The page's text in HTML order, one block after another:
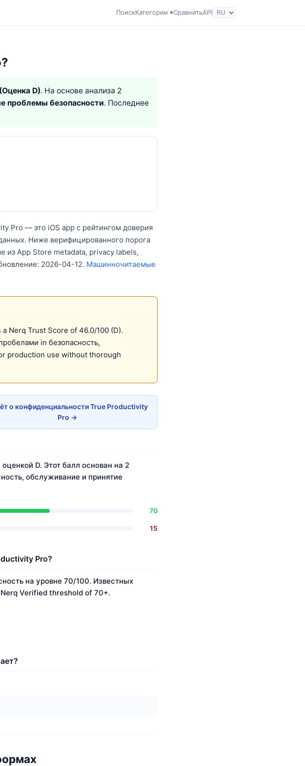
ПоискКатегории ▾СравнитьAPI
D). На основе анализа 2
проблемы безопасности. Последнее
Pro — это iOS app с рейтингом доверия
Ниже верифицированного порога
из App Store metadata, privacy labels,
2026-04-12. Машинночитаемые
Nerq Trust Score of 46.0/100 (D).
in безопасность,
production use without thorough
о конфиденциальности True Productivity
Pro →
D. Этот балл основан на 2
обслуживание и принятие
70
15
Pro?
на уровне 70/100. Известных
Verified threshold of 70+.